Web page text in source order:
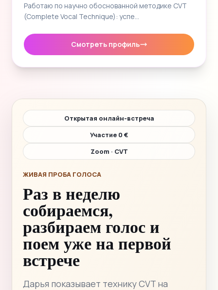
Работаю по научно обоснованной методике CVT
(Complete Vocal Technique): успе…
Смотреть профиль
Открытая онлайн-встреча
Участие 0 €
Zoom · CVT
ЖИВАЯ ПРОБА ГОЛОСА
Раз в неделю
собираемся,
разбираем голос и
поем уже на первой
встрече
Дарья показывает технику CVT на